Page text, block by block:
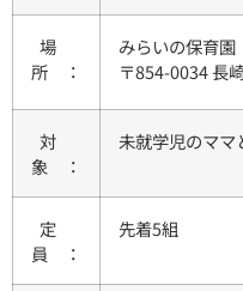
場
所 ：
みらいの保育
〒854-0034 長
対
象 ：
未就学児のママ
定
員 ：
先着5組